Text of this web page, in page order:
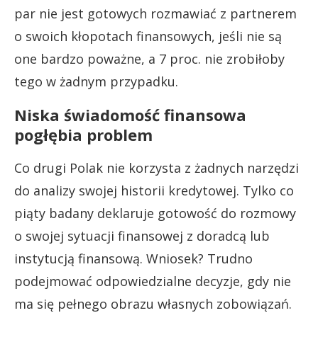
par nie jest gotowych rozmawiać z partnerem
o swoich kłopotach finansowych, jeśli nie są
one bardzo poważne, a 7 proc. nie zrobiłoby
tego w żadnym przypadku.
Niska świadomość finansowa
pogłębia problem
Co drugi Polak nie korzysta z żadnych narzędzi
do analizy swojej historii kredytowej. Tylko co
piąty badany deklaruje gotowość do rozmowy
o swojej sytuacji finansowej z doradcą lub
instytucją finansową. Wniosek? Trudno
podejmować odpowiedzialne decyzje, gdy nie
ma się pełnego obrazu własnych zobowiązań.